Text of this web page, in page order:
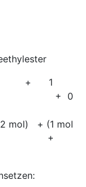
mol + 1
+ 0
mol) + (1 mol
mol +